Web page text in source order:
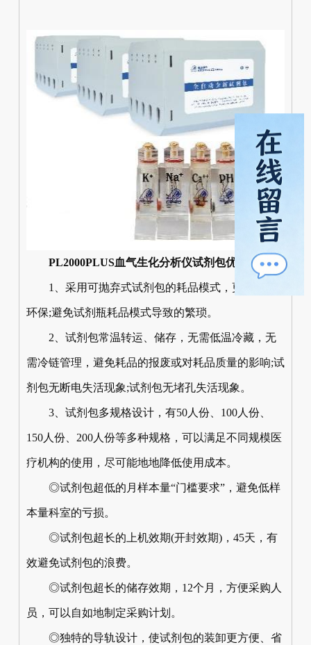
PL2000PLUS血气生化分析仪试剂包优势：
1、采用可抛弃式试剂包的耗品模式，更便捷、
环保;避免试剂瓶耗品模式导致的繁琐。
2、试剂包常温转运、储存，无需低温冷藏，无
需冷链管理，避免耗品的报废或对耗品质量的影响;试
剂包无断电失活现象;试剂包无堵孔失活现象。
3、试剂包多规格设计，有50人份、100人份、
150人份、200人份等多种规格，可以满足不同规模医
疗机构的使用，尽可能地地降低使用成本。
◎试剂包超低的月样本量“门槛要求”，避免低样
本量科室的亏损。
◎试剂包超长的上机效期(开封效期)，45天，有
效避免试剂包的浪费。
◎试剂包超长的储存效期，12个月，方便采购人
员，可以自如地制定采购计划。
◎独特的导轨设计，使试剂包的装卸更方便、省